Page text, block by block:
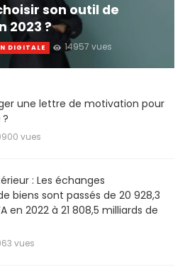
son outil de
2023 ?
DIGITALE 14957 vues
une lettre de motivation pour
vues
: Les échanges
biens sont passés de 20 928,3
en 2022 à 21 808,5 milliards de
vues